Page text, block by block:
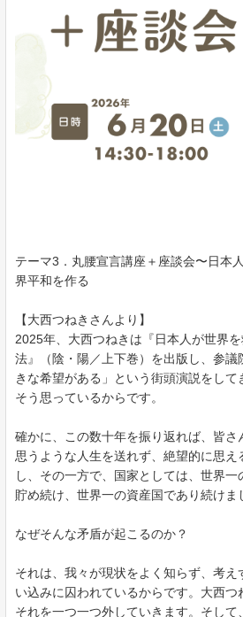
テーマ3．丸腰宣言講座＋座談会〜日本
界平和を作る
【大西つねきさんより】
2025年、大西つねきは『日本人が世界
法』（陰・陽／上下巻）を出版し、参
きな希望がある」という街頭演説をし
そう思っているからです。
確かに、この数十年を振り返れば、皆さ
思うような人生を送れず、絶望的に思
し、その一方で、国家としては、世界
貯め続け、世界一の資産国であり続けま
なぜそんな矛盾が起こるのか？
それは、我々が現状をよく知らず、考え
い込みに囚われているからです。大西つ
それを一つ一つ外していきます。そして